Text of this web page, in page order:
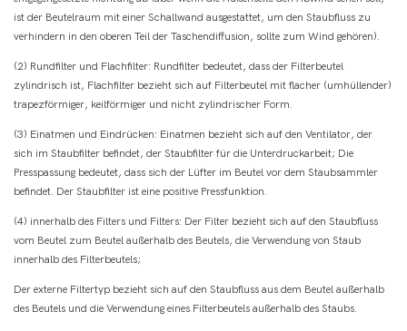
ist der Beutelraum mit einer Schallwand ausgestattet, um den Staubfluss zu
verhindern in den oberen Teil der Taschendiffusion, sollte zum Wind gehören).
(2) Rundfilter und Flachfilter: Rundfilter bedeutet, dass der Filterbeutel
zylindrisch ist, Flachfilter bezieht sich auf Filterbeutel mit flacher (umhüllender)
trapezförmiger, keilförmiger und nicht zylindrischer Form.
(3) Einatmen und Eindrücken: Einatmen bezieht sich auf den Ventilator, der
sich im Staubfilter befindet, der Staubfilter für die Unterdruckarbeit; Die
Presspassung bedeutet, dass sich der Lüfter im Beutel vor dem Staubsammler
befindet. Der Staubfilter ist eine positive Pressfunktion.
(4) innerhalb des Filters und Filters: Der Filter bezieht sich auf den Staubfluss
vom Beutel zum Beutel außerhalb des Beutels, die Verwendung von Staub
innerhalb des Filterbeutels;
Der externe Filtertyp bezieht sich auf den Staubfluss aus dem Beutel außerhalb
des Beutels und die Verwendung eines Filterbeutels außerhalb des Staubs.